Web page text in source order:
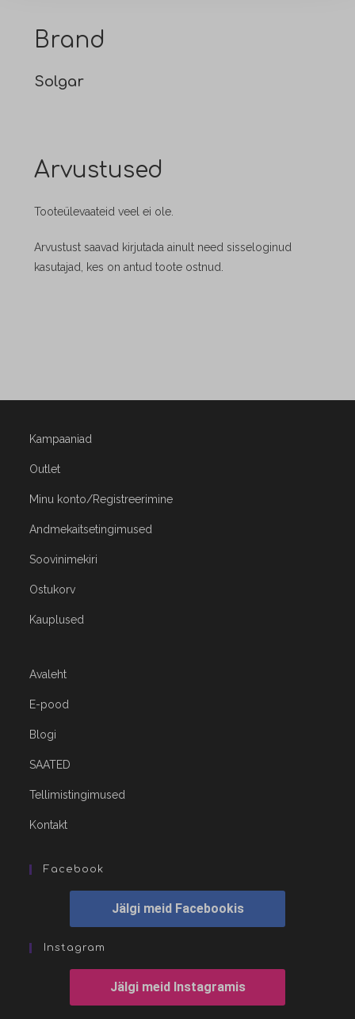
Brand
Solgar
Arvustused
Tooteülevaateid veel ei ole.
Arvustust saavad kirjutada ainult need sisseloginud
kasutajad, kes on antud toote ostnud.
Kampaaniad
Outlet
Minu konto/Registreerimine
Andmekaitsetingimused
Soovinimekiri
Ostukorv
Kauplused
Avaleht
E-pood
Blogi
SAATED
Tellimistingimused
Kontakt
Facebook
Jälgi meid Facebookis
Instagram
Jälgi meid Instagramis